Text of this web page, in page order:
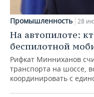
Промышленность 28
На автопилоте:
беспилотной
Рифкат Минниханов
транспорта на шоссе,
координировать с